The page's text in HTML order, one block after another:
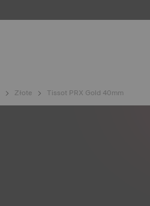
Złote Tissot PRX Gold 40mm